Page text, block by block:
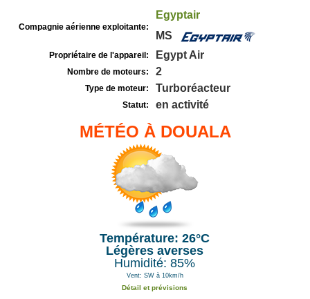
Compagnie aérienne exploitante:
Egyptair
MS
Propriétaire de l'appareil: Egypt Air
Nombre de moteurs: 2
Type de moteur: Turboréacteur
Statut: en activité
MÉTÉO À DOUALA
Température: 26°C
Légères averses
Humidité: 85%
Vent: SW à 10km/h
Détail et prévisions